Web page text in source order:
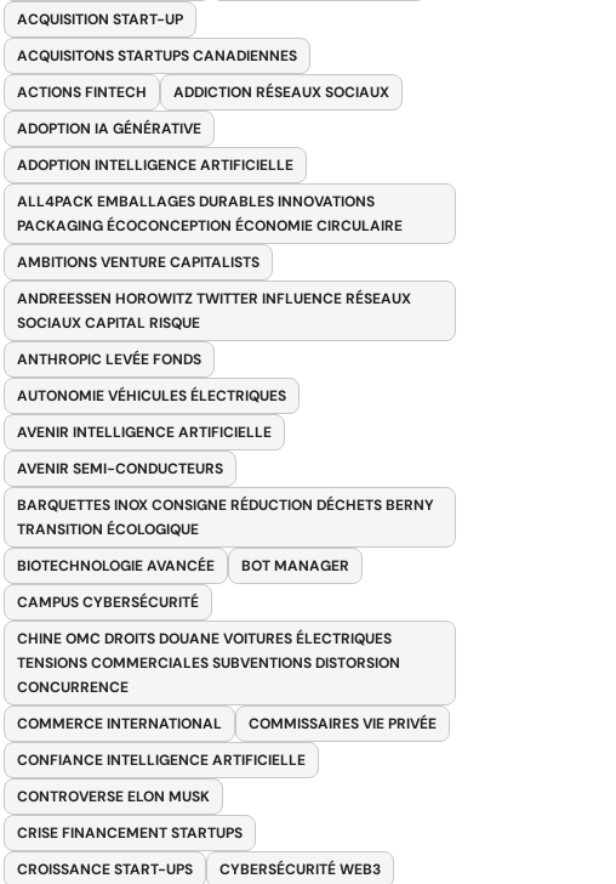
ACQUISITION START-UP
ACQUISITONS STARTUPS CANADIENNES
ACTIONS FINTECH
ADDICTION RÉSEAUX SOCIAUX
ADOPTION IA GÉNÉRATIVE
ADOPTION INTELLIGENCE ARTIFICIELLE
ALL4PACK EMBALLAGES DURABLES INNOVATIONS
PACKAGING ÉCOCONCEPTION ÉCONOMIE CIRCULAIRE
AMBITIONS VENTURE CAPITALISTS
ANDREESSEN HOROWITZ TWITTER INFLUENCE RÉSEAUX
SOCIAUX CAPITAL RISQUE
ANTHROPIC LEVÉE FONDS
AUTONOMIE VÉHICULES ÉLECTRIQUES
AVENIR INTELLIGENCE ARTIFICIELLE
AVENIR SEMI-CONDUCTEURS
BARQUETTES INOX CONSIGNE RÉDUCTION DÉCHETS BERNY
TRANSITION ÉCOLOGIQUE
BIOTECHNOLOGIE AVANCÉE
BOT MANAGER
CAMPUS CYBERSÉCURITÉ
CHINE OMC DROITS DOUANE VOITURES ÉLECTRIQUES
TENSIONS COMMERCIALES SUBVENTIONS DISTORSION
CONCURRENCE
COMMERCE INTERNATIONAL
COMMISSAIRES VIE PRIVÉE
CONFIANCE INTELLIGENCE ARTIFICIELLE
CONTROVERSE ELON MUSK
CRISE FINANCEMENT STARTUPS
CROISSANCE START-UPS
CYBERSÉCURITÉ WEB3